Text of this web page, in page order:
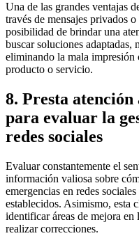
Una de las grandes ventajas
través de mensajes privados
posibilidad de brindar una
buscar soluciones
eliminando la mala impresión
producto o servicio.
8. Presta
para evaluar la
redes sociales
Evaluar constantemente el
información valiosa sobre
emergencias en redes
establecidos. Asimismo, esta
identificar áreas de mejora en
realizar correcciones.